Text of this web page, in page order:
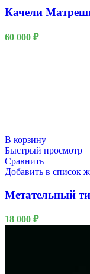
Качели
60 000 ₽
В корзину
Быстрый просмотр
Сравнить
Добавить в список
Метательный
18 000 ₽